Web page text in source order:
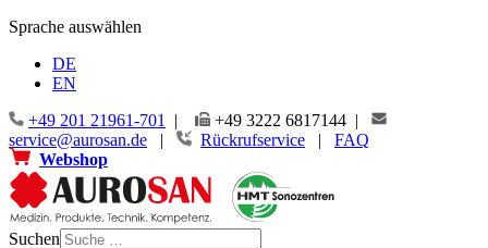
Sprache auswählen
DE
EN
+49 201 21961-701
|
+49 3222 6817144 |
service@aurosan.de | Rückrufservice |
FAQ
Webshop
Suchen
Jahr
Monat
Jahr
Monat